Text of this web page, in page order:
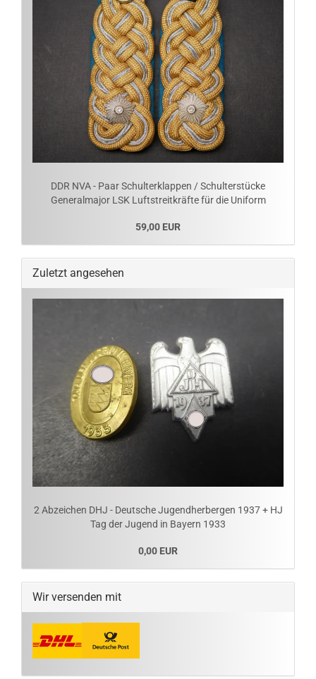
DDR NVA - Paar Schulterklappen / Schulterstücke
Generalmajor LSK Luftstreitkräfte für die Uniform
59,00 EUR
Zuletzt angesehen
2 Abzeichen DHJ - Deutsche Jugendherbergen 1937 + HJ
Tag der Jugend in Bayern 1933
0,00 EUR
Wir versenden mit